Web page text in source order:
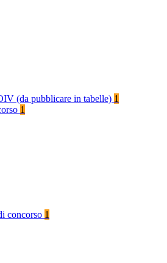
(da pubblicare in tabelle) 1
1
concorso 1